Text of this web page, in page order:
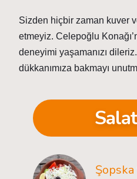
Sizden hiçbir zaman kuver
etmeyiz. Celepoğlu
deneyimi yaşamanızı
dükkanımıza bakmayı